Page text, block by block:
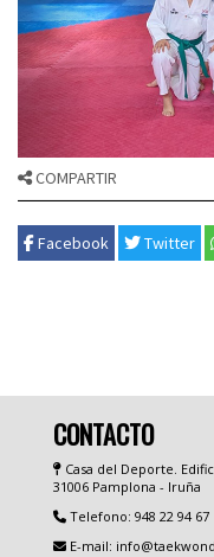
COMPARTIR
Facebook Twitter
CONTACTO
Casa del Deporte.
31006 Pamplona - Iruña
Telefono: 948 22 94 67
E-mail: